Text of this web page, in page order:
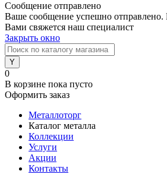
Сообщение отправлено
Ваше сообщение успешно
Вами свяжется наш специалист
Закрыть окно
0
В корзине пока пусто
Оформить заказ
Металлоторг
Каталог металла
Коллекции
Услуги
Акции
Контакты